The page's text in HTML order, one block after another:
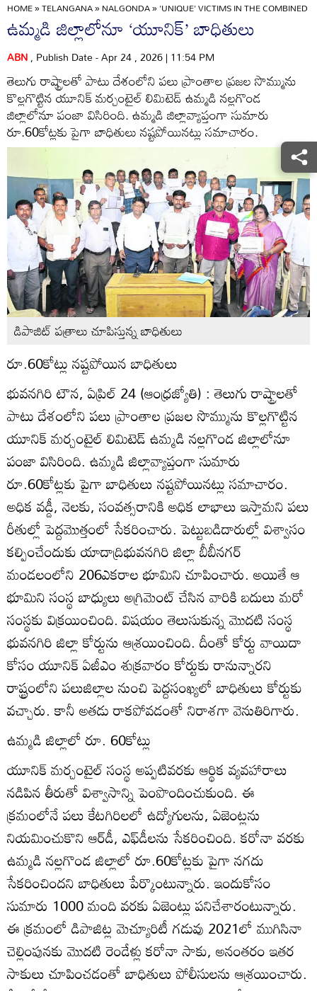
HOME»TELANGANA»NALGONDA»'UNIQUE' VICTIMS IN THE COMBINED
ఉమ్మడి జిల్లాలోనూ ‘యూనిక్‌’ బాధితులు
ABN, Publish Date - Apr 24 , 2026 | 11:54 PM
తెలుగు రాష్ట్రాలతో పాటు దేశంలోని పలు ప్రాంతాల ప్రజల సొమ్మును
కొల్లగొట్టిన యూనిక్‌ మర్చంటైల్‌ లిమిటెడ్‌ ఉమ్మడి నల్లగొండ
జిల్లాలోనూ పంజా విసిరింది. ఉమ్మడి జిల్లావ్యాప్తంగా సుమారు
రూ.60కోట్లకు పైగా బాధితులు నష్టపోయినట్లు సమాచారం.
డిపాజిట్‌ పత్రాలు చూపిస్తున్న బాధితులు
రూ.60కోట్లు నష్టపోయిన బాధితులు
భువనగిరి టౌన, ఏప్రిల్‌ 24 (ఆంధ్రజ్యోతి) : తెలుగు రాష్ట్రాలతో
పాటు దేశంలోని పలు ప్రాంతాల ప్రజల సొమ్మును కొల్లగొట్టిన
యూనిక్‌ మర్చంటైల్‌ లిమిటెడ్‌ ఉమ్మడి నల్లగొండ జిల్లాలోనూ
పంజా విసిరింది. ఉమ్మడి జిల్లావ్యాప్తంగా సుమారు
రూ.60కోట్లకు పైగా బాధితులు నష్టపోయినట్లు సమాచారం.
అధిక వడ్డీ, నెలకు, సంవత్సరానికి అధిక లాభాలు ఇస్తామని పలు
రీతుల్లో పెద్దమొత్తంలో సేకరించారు. పెట్టుబడిదారుల్లో విశ్వాసం
కల్పించేందుకు యాదాద్రిభువనగిరి జిల్లా బీబీనగర్‌
మండలంలోని 206ఎకరాల భూమిని చూపించారు. అయితే ఆ
భూమిని సంస్థ బాధ్యులు అగ్రిమెంట్‌ చేసిన వారికి బదులు మరో
సంస్థకు విక్రయించింది. విషయం తెలుసుకున్న మొదటి సంస్థ
భువనగిరి జిల్లా కోర్టును ఆశ్రయించింది. దీంతో కోర్టు వాయిదా
కోసం యూనిక్‌ ఏజీఎం శుక్రవారం కోర్టుకు రానున్నారని
రాష్ట్రంలోని పలుజిల్లాల నుంచి పెద్దసంఖ్యలో బాధితులు కోర్టుకు
వచ్చారు. కానీ అతడు రాకపోవడంతో నిరాశగా వెనుతిరిగారు.
ఉమ్మడి జిల్లాలో రూ. 60కోట్లు
యూనిక్‌ మర్చంటైల్‌ సంస్థ అప్పటివరకు ఆర్థిక వ్యవహారాలు
నడిపిన తీరుతో విశ్వాసాన్ని పెంపొందించుకుంది. ఈ
క్రమంలోనే పలు కేటగిరిలలో ఉద్యోగులను, ఏజెంట్లను
నియమించుకొని ఆర్‌డీ, ఎఫ్‌డీలను సేకరించింది. కరోనా వరకు
ఉమ్మడి నల్లగొండ జిల్లాలో రూ.60కోట్లకు పైగా నగదు
సేకరించిందని బాధితులు పేర్కొంటున్నారు. ఇందుకోసం
సుమారు 1000 మంది వరకు ఏజెంట్లు పనిచేశారంటున్నారు.
ఈ క్రమంలో డిపాజిట్ల మెచ్యూరిటీ గడువు 2021లో ముగిసినా
చెల్లింపునకు మొదటి రెండేళ్లు కరోనా సాకు, అనంతరం ఇతర
సాకులు చూపించడంతో బాధితులు పోలీసులను ఆశ్రయించారు.